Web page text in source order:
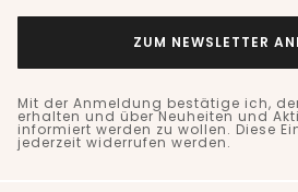
ZUM NEWSLETTER
Mit der Anmeldung bestätige ich,
erhalten und über Neuheiten und
informiert werden zu wollen. Diese
jederzeit widerrufen werden.